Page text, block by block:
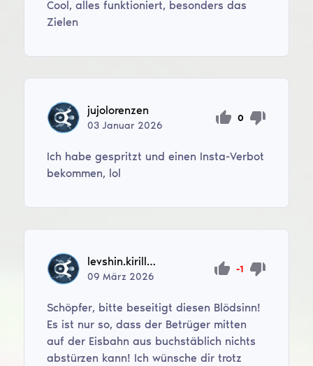
Cool, alles funktioniert, besonders das
Zielen
jujolorenzen
03Januar 2026
0
Ich habe gespritzt und einen Insta-Verbot
bekommen, lol
levshin.kirill.2014
09März 2026
-1
Schöpfer, bitte beseitigt diesen Blödsinn!
Es ist nur so, dass der Betrüger mitten
auf der Eisbahn aus buchstäblich nichts
abstürzen kann! Ich wünsche dir trotz